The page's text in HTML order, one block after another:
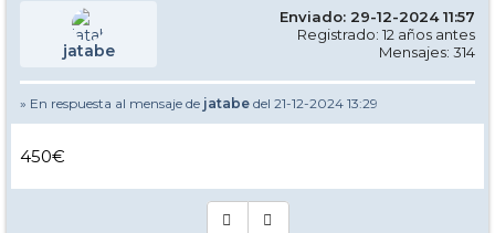
jatabe
Enviado: 29-12-2024 11:57
Registrado: 12 años antes
Mensajes: 314
» En respuesta al mensaje de jatabe del 21-12-2024 13:29
450€